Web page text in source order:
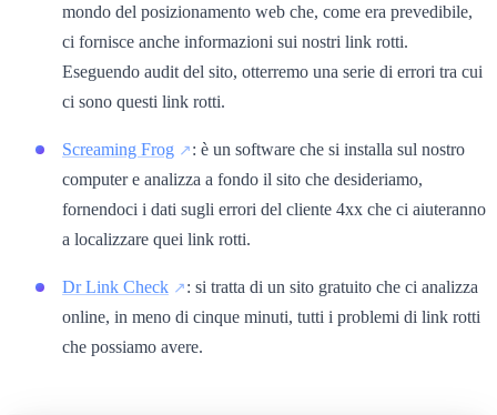
mondo del posizionamento web che, come era prevedibile,
ci fornisce anche informazioni sui nostri link rotti.
Eseguendo audit del sito, otterremo una serie di errori tra cui
ci sono questi link rotti.
Screaming Frog
: è un software che si installa sul nostro
computer e analizza a fondo il sito che desideriamo,
fornendoci i dati sugli errori del cliente 4xx che ci aiuteranno
a localizzare quei link rotti.
Dr Link Check
: si tratta di un sito gratuito che ci analizza
online, in meno di cinque minuti, tutti i problemi di link rotti
che possiamo avere.